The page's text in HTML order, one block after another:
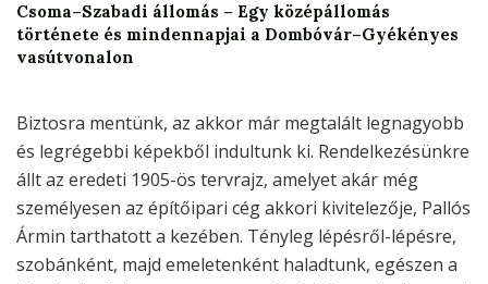
Csoma–Szabadi állomás – Egy középállomás
története és mindennapjai a Dombóvár–Gyékényes
vasútvonalon
Biztosra mentünk, az akkor már megtalált legnagyobb
és legrégebbi képekből indultunk ki. Rendelkezésünkre
állt az eredeti 1905-ös tervrajz, amelyet akár még
személyesen az építőipari cég akkori kivitelezője, Pallós
Ármin tarthatott a kezében. Tényleg lépésről-lépésre,
szobánként, majd emeletenként haladtunk, egészen a